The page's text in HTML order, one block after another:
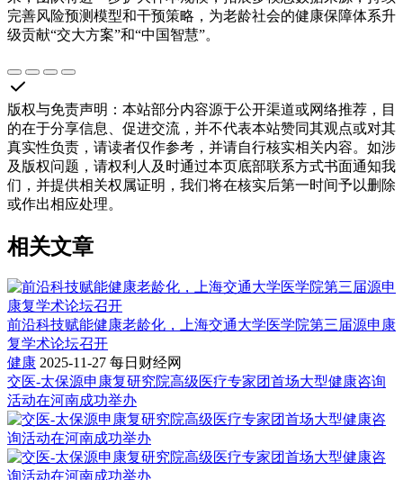
完善风险预测模型和干预策略，为老龄社会的健康保障体系升
级贡献“交大方案”和“中国智慧”。
版权与免责声明 ： 本站部分内容源于公开渠道或网络推荐，目
的在于分享信息、促进交流，并不代表本站赞同其观点或对其
真实性负责，请读者仅作参考，并请自行核实相关内容。如涉
及版权问题，请权利人及时通过本页底部联系方式书面通知我
们，并提供相关权属证明，我们将在核实后第一时间予以删除
或作出相应处理。
相关文章
前沿科技赋能健康老龄化，上海交通大学医学院第三届源申康
复学术论坛召开
健康 2025-11-27 每日财经网
交医-太保源申康复研究院高级医疗专家团首场大型健康咨询
活动在河南成功举办